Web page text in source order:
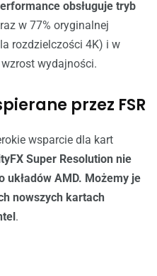
obsługuje tryb
w 77% oryginalnej
rozdzielczości 4K) i w
wydajności.
przez FSR
wsparcie dla kart
Super Resolution nie
układów AMD. Możemy je
nowszych kartach
.